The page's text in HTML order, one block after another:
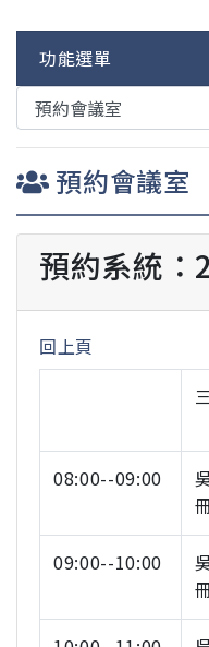
功能選單
預約會議室
預約系統：
回上頁
08:00--09:00
09:00--10:00